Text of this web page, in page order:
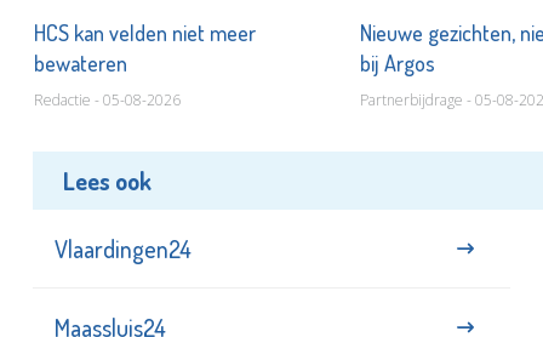
HCS kan velden niet meer
bewateren
Redactie - 05-08-2026
Nieuwe gezichten,
bij Argos
Partnerbijdrage - 05-08-
Lees ook
Vlaardingen24
Maassluis24